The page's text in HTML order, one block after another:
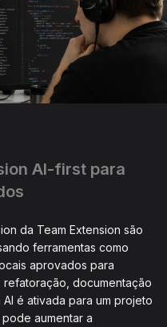
AI-first para
da Team Extension são
ferramentas como
aprovados para
documentação
é ativada para um projeto
aumentar a